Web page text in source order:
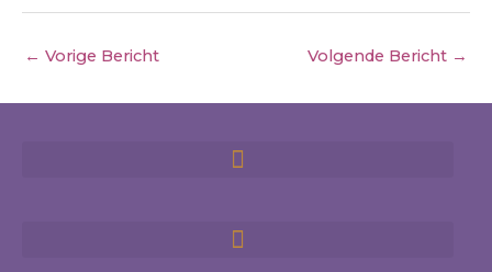
← Vorige Bericht Volgende Bericht →